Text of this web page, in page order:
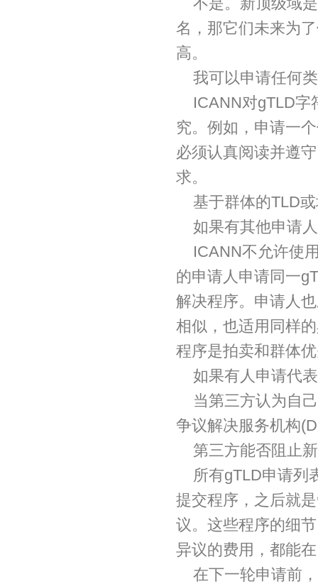
名，那它们未来为
高。
我可以申请任何
ICANN对gTLD字
究。例如，申请一
必须认真阅读并遵
求。
基于群体的TLD
如果有其他申请
ICANN不允许使
的申请人申请同一
解决程序。申请人
相似，也适用同样
程序是拍卖和群体
如果有人申请代
当第三方认为自
争议解决服务机构
第三方能否阻止
所有gTLD申请列
提交程序，之后就
议。这些程序的细
异议的费用，都能
在下一轮申请前